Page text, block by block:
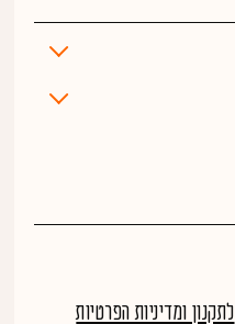
לתקנון ומדיניות הפרטיות